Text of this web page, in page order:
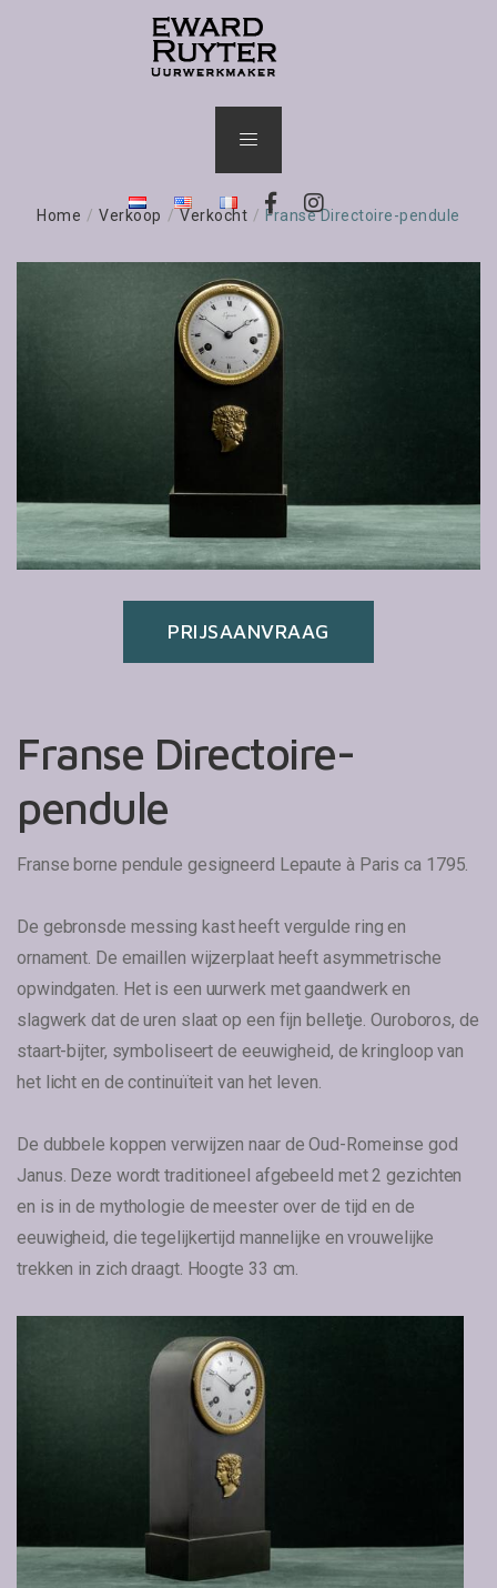
Home / Verkoop / Verkocht / Franse Directoire-pendule
PRIJSAANVRAAG
Franse Directoire-
pendule
Franse borne pendule gesigneerd Lepaute à Paris ca 1795.
De gebronsde messing kast heeft vergulde ring en
ornament. De emaillen wijzerplaat heeft asymmetrische
opwindgaten. Het is een uurwerk met gaandwerk en
slagwerk dat de uren slaat op een fijn belletje. Ouroboros, de
staart-bijter, symboliseert de eeuwigheid, de kringloop van
het licht en de continuïteit van het leven.
De dubbele koppen verwijzen naar de Oud-Romeinse god
Janus. Deze wordt traditioneel afgebeeld met 2 gezichten
en is in de mythologie de meester over de tijd en de
eeuwigheid, die tegelijkertijd mannelijke en vrouwelijke
trekken in zich draagt. Hoogte 33 cm.